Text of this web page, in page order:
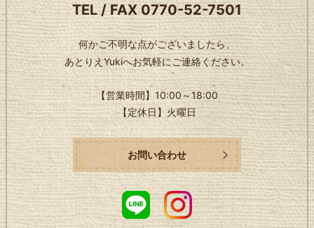
TEL / FAX 0770-52-7501
何かご不明な点がございましたら、
あとりえYukiへお気軽にご連絡ください。
【営業時間】10:00～18:00
【定休日】 火曜日
お問い合わせ